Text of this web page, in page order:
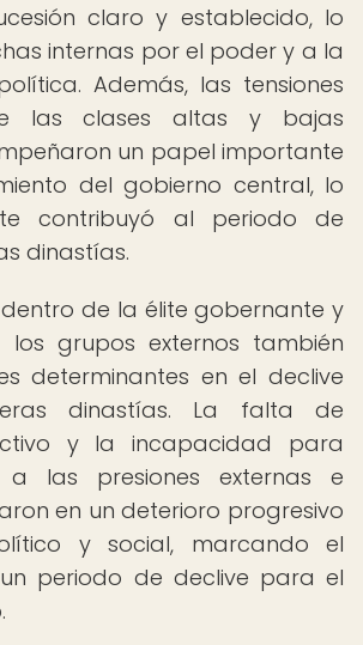
claro y establecido, lo
internas por el poder y a la
Además, las tensiones
las clases altas y bajas
un papel importante
del gobierno central, lo
contribuyó al periodo de
dinastías.
de la élite gobernante y
grupos externos también
determinantes en el declive
dinastías. La falta de
y la incapacidad para
las presiones externas e
en un deterioro progresivo
y social, marcando el
periodo de declive para el